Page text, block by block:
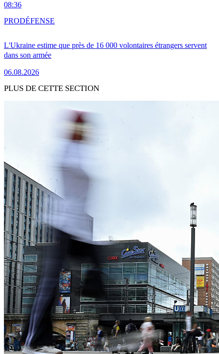
08:36
L'Ukraine estime que près de 16 000 volontaires étrangers servent
dans son armée
06.08.2026
PRODÉFENSE
PLUS DE CETTE SECTION